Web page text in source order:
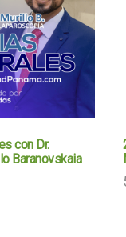
con Dr.
Baranovskaia